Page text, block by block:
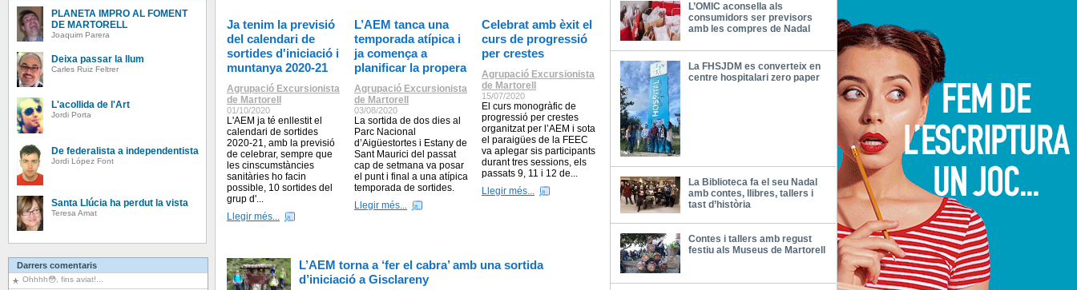
PLANETA IMPRO AL FOMENT
DE MARTORELL
Joaquim Parera
Deixa passar la llum
Carles Ruiz Feltrer
L'acollida de l'Art
Jordi Porta
De federalista a independentista
Jordi López Font
Santa Llúcia ha perdut la vista
Teresa Amat
Darrers comentaris
Ohhhh😳, fins aviat!...
Ja tenim la previsió
del calendari de
sortides d'iniciació i
muntanya 2020-21
Agrupació Excursionista
de Martorell
01/10/2020
L'AEM ja té enllestit el
calendari de sortides
2020-21, amb la previsió
de celebrar, sempre que
les cinscumstàncies
sanitàries ho facin
possible, 10 sortides del
grup d'...
Llegir més...
L’AEM tanca una
temporada atípica i
ja comença a
planificar la propera
Agrupació Excursionista
de Martorell
03/08/2020
La sortida de dos dies al
Parc Nacional
d’Aigüestortes i Estany de
Sant Maurici del passat
cap de setmana va posar
el punt i final a una atípica
temporada de sortides.
Llegir més...
Celebrat amb èxit el
curs de progressió
per crestes
Agrupació Excursionista
de Martorell
15/07/2020
El curs monogràfic de
progressió per crestes
organitzat per l’AEM i sota
el paraigües de la FEEC
va aplegar sis participants
durant tres sessions, els
passats 9, 11 i 12 de...
Llegir més...
L’AEM torna a ‘fer el cabra’ amb una sortida
d’iniciació a Gisclareny
L’OMIC aconsella als
consumidors ser previsors
amb les compres de Nadal
La FHSJDM es converteix en
centre hospitalari zero paper
La Biblioteca fa el seu Nadal
amb contes, llibres, tallers i
tast d’història
Contes i tallers amb regust
festiu als Museus de Martorell